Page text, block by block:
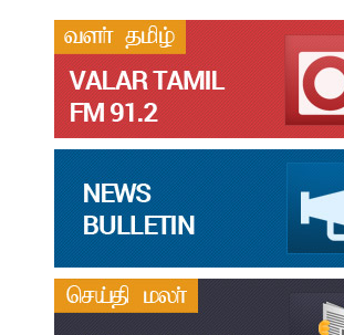
Jul
31
தமிழ்க்கலை – தமிழியல் காலாண்டு
Jul
31
தமிழ்க்கலை – தமிழியல் காலாண்டு
Jul
31
தமிழ்க்கலை – தமிழியல் காலாண்டு
Jul
20
இளங்கலை முதுகலை தேர்வு முடிவுகள்